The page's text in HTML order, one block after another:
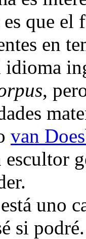
que
en
,
van
escultor
uno
si podré.